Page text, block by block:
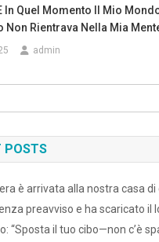
In Quel Momento Il Mio
Non Rientrava Nella Mia
admin
POSTS
è arrivata alla nostra casa
preavviso e ha scaricato il
“Sposta il tuo cibo—non c’è